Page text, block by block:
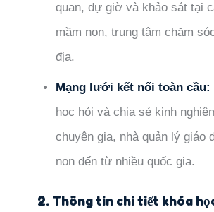
quan, dự giờ và khảo sát tại
mầm non, trung tâm chăm
địa.
Mạng lưới kết nối toàn cầu:
học hỏi và chia sẻ kinh
chuyên gia, nhà quản lý giáo
non đến từ nhiều quốc gia.
2. Thông tin chi tiết khóa